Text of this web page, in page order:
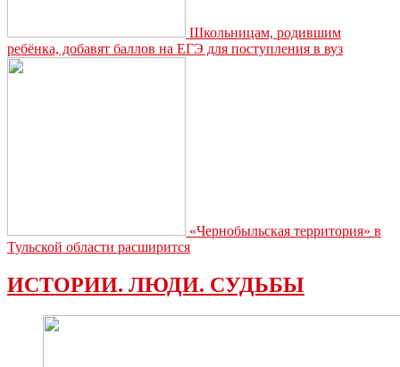
Школьницам, родившим
ребёнка, добавят баллов на ЕГЭ для поступления в вуз
«Чернобыльская территория» в
Тульской области расширится
ИСТОРИИ. ЛЮДИ. СУДЬБЫ